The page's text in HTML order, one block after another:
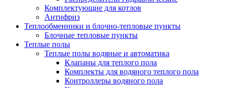
Комплектующие для котлов
Антифриз
Теплообменники и блочно-тепловые пункты
Блочные тепловые пункты
Теплые полы
Теплые полы водяные и автоматика
Клапаны для теплого пола
Комплекты для водяного теплого пола
Контроллеры водяного пола